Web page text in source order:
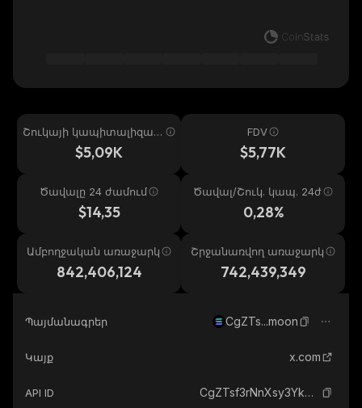
Շուկայի կապիտալիզաց
$5,09K
FDV
$5,77K
Ծավալը 24 ժամում
$14,35
Ծավալ/Շուկ. կապ. 24ժ
0,28%
Ամբողջական առաջարկ
842,406,124
Շրջանառվող առաջարկ
742,439,349
Պայմանագրեր CgZTs...moon
Կայք x.com
API ID CgZTsf3rNnXsy3YkXmRr988p1Lrv9FpqBpLPWrAbmoon_solana